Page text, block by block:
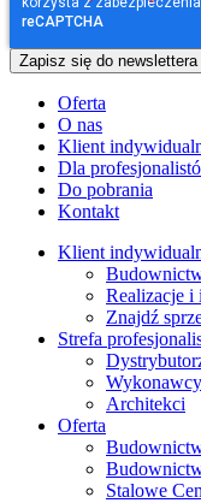
Oferta
O nas
Klient
Dla
Do pobrania
Kontakt
Klient
Realizacje i
Znajdź
Strefa
Wykonawcy
Architekci
Oferta
Stalowe